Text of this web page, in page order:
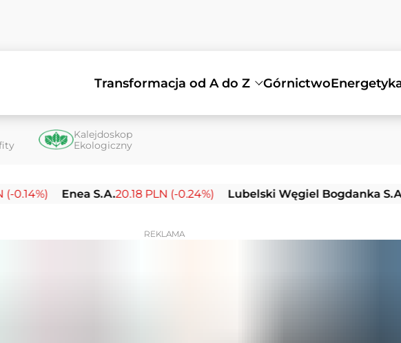
Transformacja od A do Z Górnictwo
Kalejdoskop
Ekologiczny
Enea S.A.20.18 PLN (-0.24%) Lubelski Węgiel Bogdanka S.A.21.50
REKLAMA